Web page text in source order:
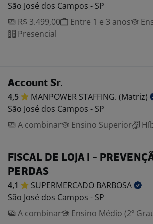
São José dos Campos - SP
R$ 3.499,00
Entre 1 e 3 anos
Presencial
Account Sr.
4,5 MANPOWER STAFFING. (Matriz)
São José dos Campos - SP
A combinar
Ensino Superior
FISCAL DE LOJA I -
PERDAS
4,1 SUPERMERCADO BARBOSA
São José dos Campos - SP
A combinar
Ensino Médio (2º